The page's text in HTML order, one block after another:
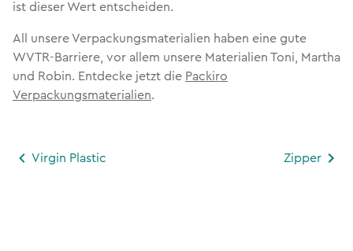
ist dieser Wert entscheiden.
All unsere Verpackungsmaterialien haben eine gute
WVTR-Barriere, vor allem unsere Materialien Toni, Martha
und Robin. Entdecke jetzt die Packiro
Verpackungsmaterialien.
Virgin Plastic Zipper